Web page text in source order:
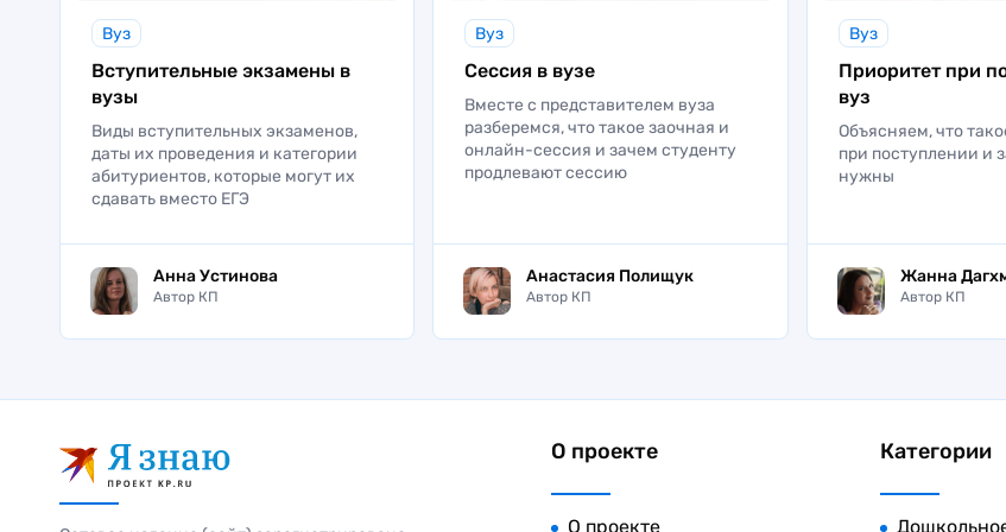
Строительный факультет УрГУПС
Строительство железных дорог, мостов и
Строительство
Вуз
Вступительные экзамены в
вузы
Виды вступительных экзаменов,
даты их проведения и категории
абитуриентов, которые могут их
сдавать вместо ЕГЭ
Анна Устинова
Автор КП
Вуз
Сессия в вузе
Вместе с представителем вуза
разберемся, что такое заочная и
онлайн-сессия и зачем студенту
продлевают сессию
Анастасия Полищук
Автор КП
Вуз
Приоритет при
вуз
Объясняем, что
при поступлении и
нужны
Жанна
Автор КП
О проекте
О проекте
Категории